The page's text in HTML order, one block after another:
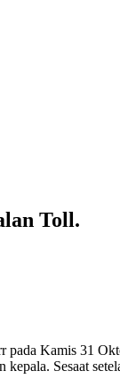
Toll.
Kamis 31
Sesaat